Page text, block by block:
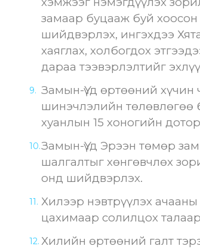
замаар буцааж буй хоосон
шийдвэрлэх, ингэхдээ
хаяглах, холбогдох
дараа тээвэрлэлтийг
Замын-Үүд өртөөний
шинэчлэлийн төлөвлөгөө
хуанлын 15 хоногийн
Замын-Үүд Эрээн төмөр
шалгалтыг хөнгөвчлөх
онд шийдвэрлэх.
Хилээр нэвтрүүлэх
цахимаар солилцох
Хилийн өртөөний галт